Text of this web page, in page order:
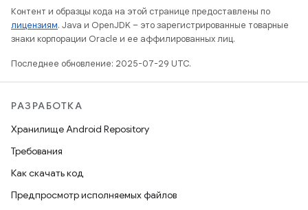
Контент и образцы кода на этой странице предоставлены по
лицензиям. Java и OpenJDK – это зарегистрированные товарные
знаки корпорации Oracle и ее аффилированных лиц.
Последнее обновление: 2025-07-29 UTC.
РАЗРАБОТКА
Хранилище Android Repository
Требования
Как скачать код
Предпросмотр исполняемых файлов